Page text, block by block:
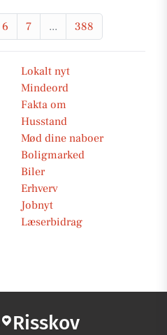
6 7 ... 388
Lokalt nyt
Mindeord
Fakta om
Husstand
Mød dine naboer
Boligmarked
Biler
Erhverv
Jobnyt
Læserbidrag
Risskov